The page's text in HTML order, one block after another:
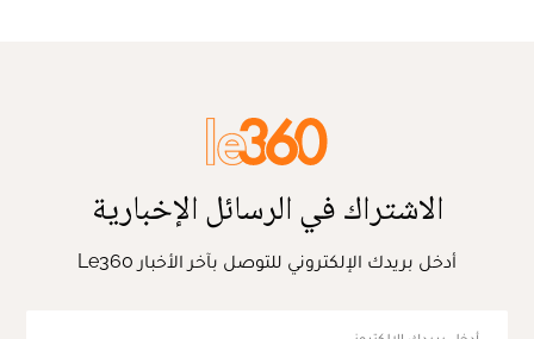
الاشتراك في الرسائل الإخبارية
أدخل بريدك الإلكتروني للتوصل بآخر الأخبار Le360